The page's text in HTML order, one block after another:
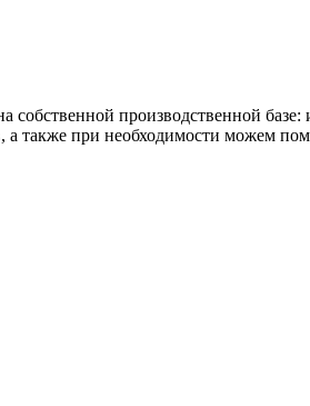
производственной
также при необходимости можем